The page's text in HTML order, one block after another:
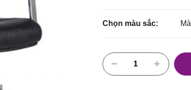
Chọn màu sắc: